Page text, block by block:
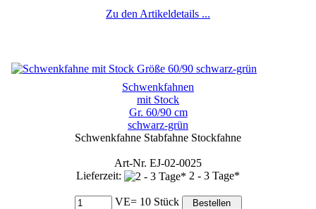
Zu den Artikeldetails ...
Schwenkfahnen
mit Stock
Gr. 60/90 cm
schwarz-grün
Schwenkfahne Stabfahne Stockfahne
Art-Nr. EJ-02-0025
Lieferzeit:
2 - 3 Tage*
VE= 10 Stück